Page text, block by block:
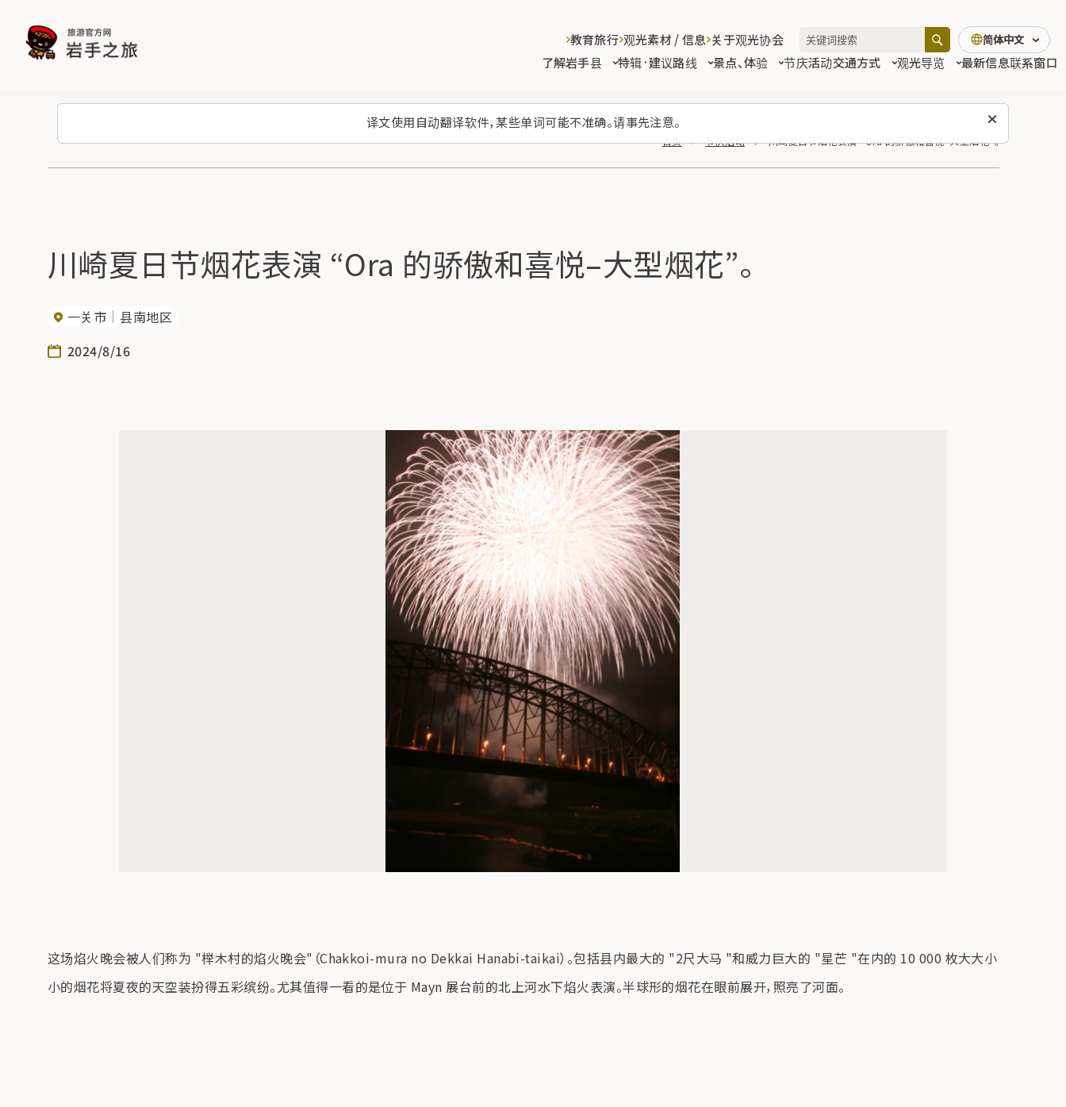
译文使用自动翻译软件，某些单词可能不准确。请事先注意。
了解岩手县 特辑·建议路线 景点、体验 节庆活动交通方式 观光导览 最新信息联系窗口
教育旅行 观光素材 / 信息 关于观光协会 简体中文
首页 节庆活动 川崎夏日节烟花表演 “Ora 的骄傲和喜悦–大型烟花”。
川崎夏日节烟花表演 “Ora 的骄傲和喜悦–大型烟花”。
一关市
县南地区
2024/8/16
这场焰火晚会被人们称为 "榉木村的焰火晚会"（Chakkoi-mura no Dekkai Hanabi-taikai）。包括县内最大的 "2尺大马 "和威力巨大的 "星芒 "在内的 10 000 枚大大小
小的烟花将夏夜的天空装扮得五彩缤纷。尤其值得一看的是位于 Mayn 展台前的北上河水下焰火表演。半球形的烟花在眼前展开，照亮了河面。